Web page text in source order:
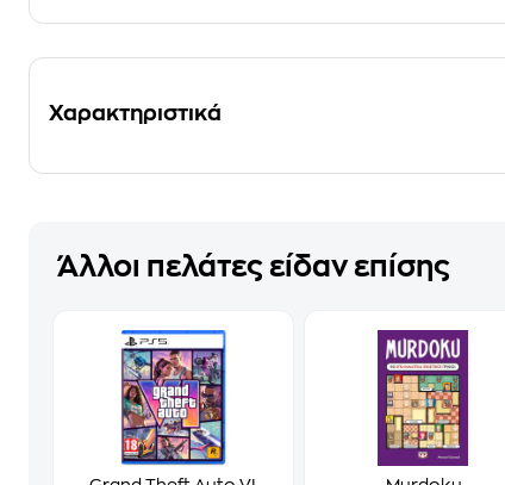
Χαρακτηριστικά
Άλλοι πελάτες είδαν επίσης